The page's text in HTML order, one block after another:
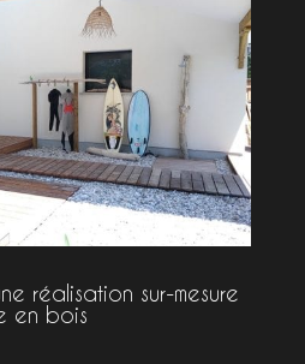
réalisation sur-mesure
en bois